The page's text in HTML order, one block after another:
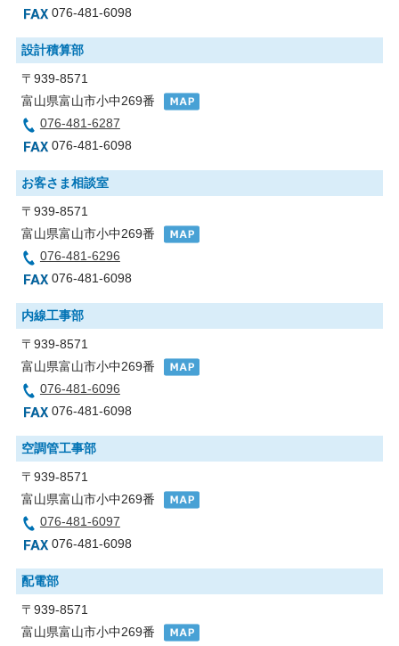
076-481-6098
設計積算部
〒939-8571
富山県富山市小中269番
076-481-6287
076-481-6098
お客さま相談室
〒939-8571
富山県富山市小中269番
076-481-6296
076-481-6098
内線工事部
〒939-8571
富山県富山市小中269番
076-481-6096
076-481-6098
空調管工事部
〒939-8571
富山県富山市小中269番
076-481-6097
076-481-6098
配電部
〒939-8571
富山県富山市小中269番